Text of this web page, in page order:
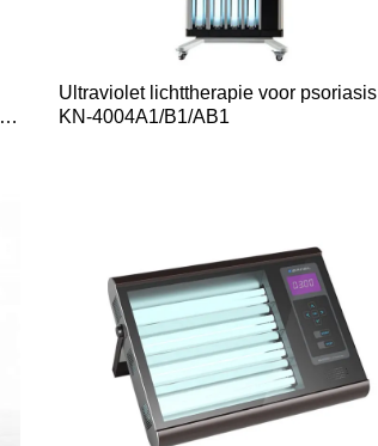
Ultraviolet lichttherapie voor psoriasis
KN-4004A1/B1/AB1